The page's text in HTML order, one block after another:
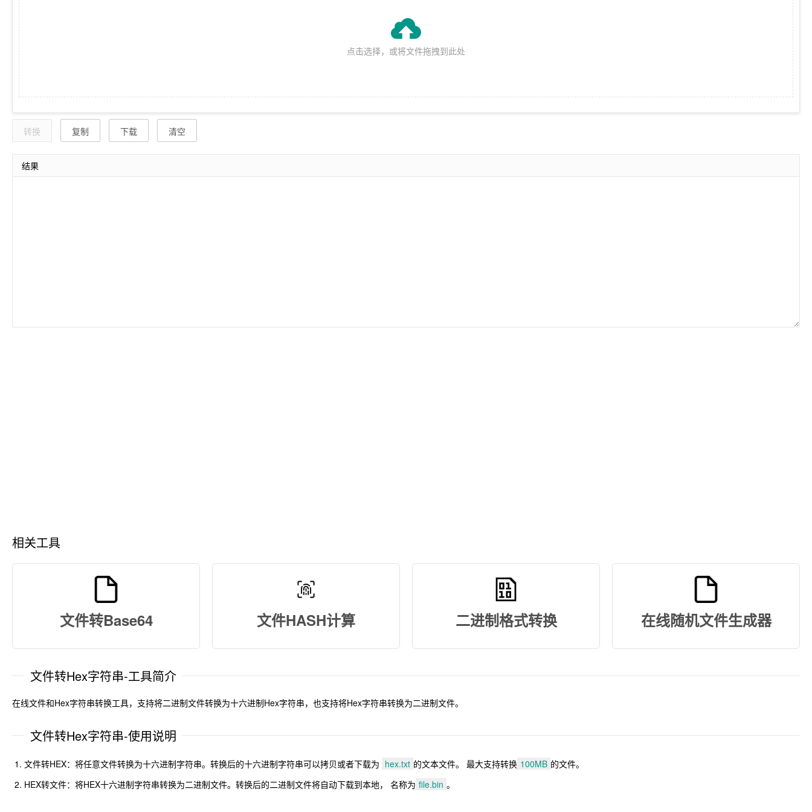

点击选择，或将文件拖拽到此处
转换 复制 下载 清空
结果
相关工具
文件转Base64 文件HASH计算 二进制格式转换 在线随机文件生成器
文件转Hex字符串-工具简介
在线文件和Hex字符串转换工具，支持将二进制文件转换为十六进制Hex字符串，也支持将Hex字符串转换为二进制文件。
文件转Hex字符串-使用说明
文件转HEX：将任意文件转换为十六进制字符串。转换后的十六进制字符串可以拷贝或者下载为 hex.txt 的文本文件。 最大支持转换 100MB 的文件。
HEX转文件：将HEX十六进制字符串转换为二进制文件。转换后的二进制文件将自动下载到本地， 名称为 file.bin 。